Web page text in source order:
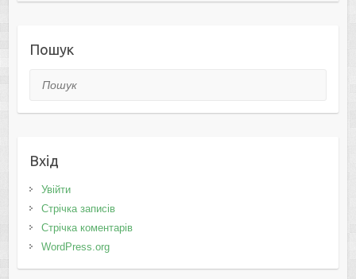
Пошук
Пошук
Вхід
Увійти
Стрічка записів
Стрічка коментарів
WordPress.org